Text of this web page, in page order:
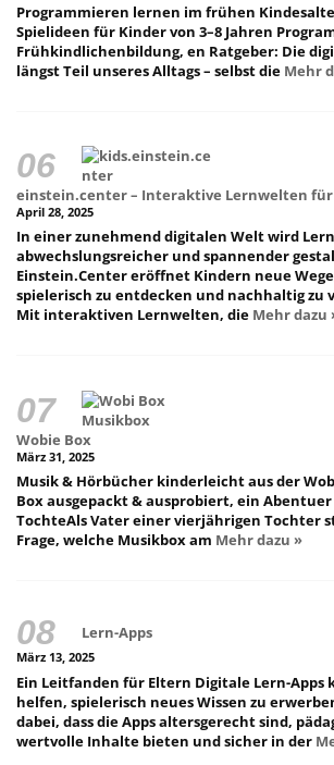
Programmieren lernen im frühen
Spielideen für Kinder von 3–8 Jahren
Frühkindlichenbildung, en Ratgeber: Die
längst Teil unseres Alltags – selbst die Mehr
einstein.center – Interaktive Lernwelten
April 28, 2025
In einer zunehmend digitalen Welt wird
abwechslungsreicher und spannender
Einstein.Center eröffnet Kindern neue
spielerisch zu entdecken und nachhaltig zu
Mit interaktiven Lernwelten, die Mehr dazu
Wobie Box
März 31, 2025
Musik & Hörbücher kinderleicht aus der
Box ausgepackt & ausprobiert, ein
TochteAls Vater einer vierjährigen Tochter
Frage, welche Musikbox am Mehr dazu »
Lern-Apps
März 13, 2025
Ein Leitfanden für Eltern Digitale Lern-Apps
helfen, spielerisch neues Wissen zu
dabei, dass die Apps altersgerecht sind,
wertvolle Inhalte bieten und sicher in der